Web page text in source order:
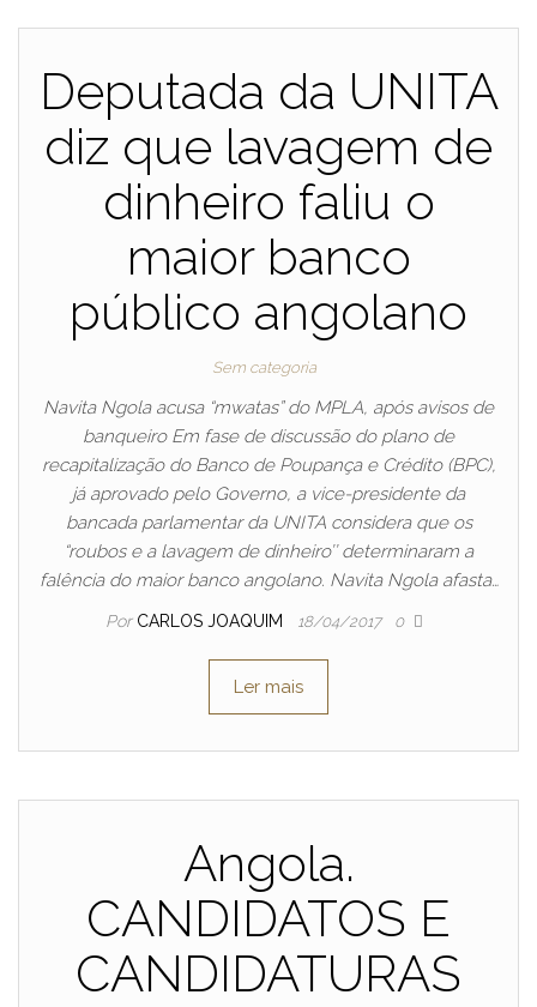
Deputada da UNITA
diz que lavagem de
dinheiro faliu o
maior banco
público angolano
Sem categoria
Navita Ngola acusa “mwatas” do MPLA, após avisos de
banqueiro Em fase de discussão do plano de
recapitalização do Banco de Poupança e Crédito (BPC),
já aprovado pelo Governo, a vice-presidente da
bancada parlamentar da UNITA considera que os
“roubos e a lavagem de dinheiro’’ determinaram a
falência do maior banco angolano. Navita Ngola afasta…
Por CARLOS JOAQUIM 18/04/2017 0
Ler mais
Angola.
CANDIDATOS E
CANDIDATURAS